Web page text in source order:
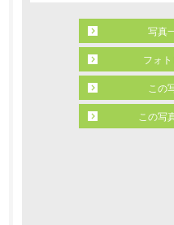
写真
フォ
この
この写